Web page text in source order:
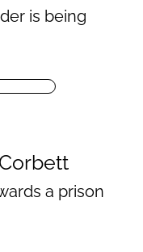
is being
a prison